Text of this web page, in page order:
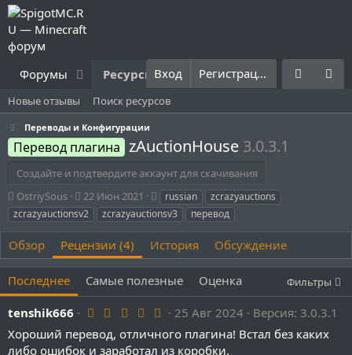
Форумы Ресурсы Что нового? Правила
Вход Регистрация
Новые отзывы Поиск ресурсов
Переводы и Конфигурации
Перевод плагина zAuctionHouse 3.0.3.1
Создайте и подтвердите аккаунт для скачивания
А
в
т
о
р
OstriySous
Д
а
т
с
о
з
д
и
я
22 Июн 2021
Т
е
г
russian
zcrazyauctions
zcrazyauctionsv2
zcrazyauctionsv3 перевод
Обзор Рецензии (4) История Обсуждение
Последнее Самые полезные Оценка Фильтры
tenshik666 5
0
0
25 Авг 2024
Версия: 3.0.3.1
Хороший перевод, отличного плагина! Встал без каких
либо ошибок и заработал из коробки.